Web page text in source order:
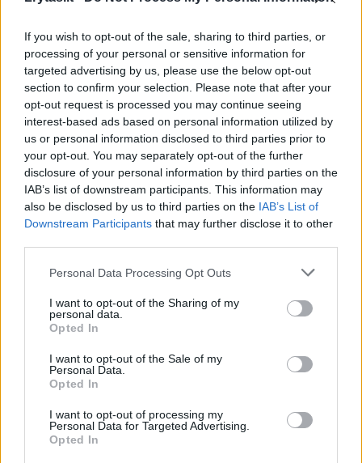
If you wish to opt-out of the sale, sharing to third parties, or
processing of your personal or sensitive information for
targeted advertising by us, please use the below opt-out
section to confirm your selection. Please note that after your
opt-out request is processed you may continue seeing
interest-based ads based on personal information utilized by
us or personal information disclosed to third parties prior to
your opt-out. You may separately opt-out of the further
disclosure of your personal information by third parties on the
IAB’s list of downstream participants. This information may
also be disclosed by us to third parties on the IAB’s List of
Downstream Participants that may further disclose it to other
Personal Data Processing Opt Outs
I want to opt-out of the Sharing of my
personal data.
Opted In
I want to opt-out of the Sale of my
Personal Data.
Opted In
I want to opt-out of processing my
Personal Data for Targeted Advertising.
Opted In
Lietuvių itin pamėgti Akita Inu – išskirtinio
charakterio šunys
Augintinis 2019-04-15